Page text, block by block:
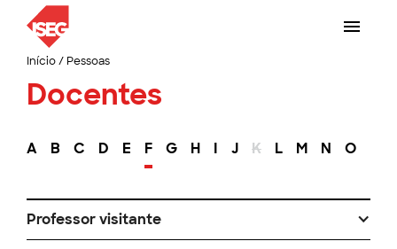
Início/ Pessoas
Docentes
A B C D E F G H I J K L M N O
Professor visitante